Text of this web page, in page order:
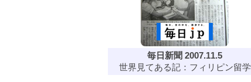
毎日新聞 2007.11.5
世界見てある記：フィリピン留学